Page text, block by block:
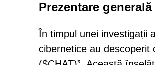
Prezentare
În timpul unei investigații
cibernetice au descoperit